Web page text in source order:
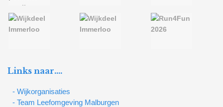
Links naar….
- Wijkorganisaties
- Team Leefomgeving Malburgen